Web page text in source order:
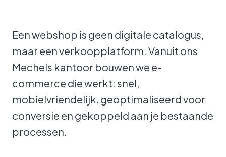
Een webshop is geen digitale catalogus,
maar een verkoopplatform. Vanuit ons
Mechels kantoor bouwen we e-
commerce die werkt: snel,
mobielvriendelijk, geoptimaliseerd voor
conversie en gekoppeld aan je bestaande
processen.